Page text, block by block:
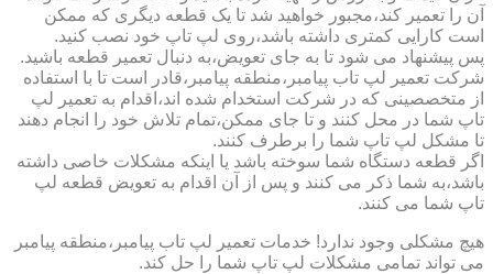
آن را تعمیر کند،مجبور خواهید شد تا یک قطعه دیگری که ممکن
است کارایی کمتری داشته باشد،روی لپ تاپ خود نصب کنید.
پس پیشنهاد می شود تا به جای تعویض،به دنبال تعمیر قطعه باشید.
شرکت تعمیر لپ تاب پیامبر،منطقه پیامبر،قادر است تا با استفاده
از متخصصینی که در شرکت استخدام شده اند،اقدام به تعمیر لپ
تاپ شما در محل کنند و تا جای ممکن،تمام تلاش خود را انجام دهند
تا مشکل لپ تاپ شما را برطرف کنند.
اگر قطعه دستگاه شما سوخته باشد یا اینکه مشکلات خاصی داشته
باشد،به شما ذکر می کنند و پس از آن اقدام به تعویض قطعه لپ
تاپ شما می کنند.
هیچ مشکلی وجود ندارد! خدمات تعمیر لپ تاب پیامبر،منطقه پیامبر
می تواند تمامی مشکلات لپ تاپ شما را حل کند.